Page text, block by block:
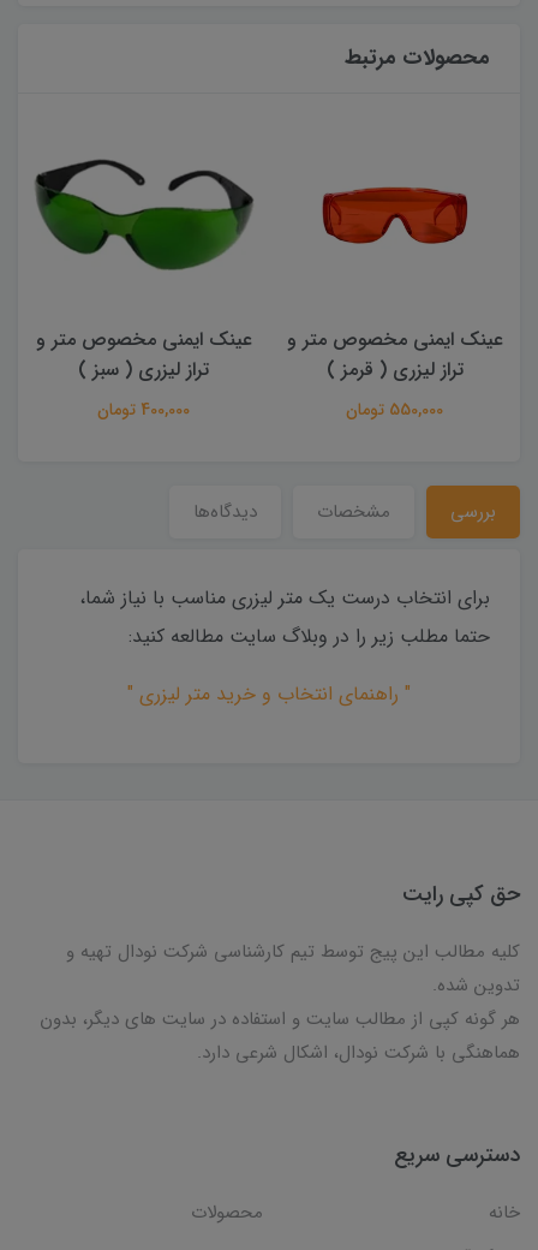
محصولات مرتبط
عینک ایمنی مخصوص متر و
تراز لیزری ( قرمز )
550,000 تومان
عینک ایمنی مخصوص متر و
تراز لیزری ( سبز )
400,000 تومان
بررسی مشخصات دیدگاه‌ها
برای انتخاب درست یک متر لیزری مناسب با نیاز شما،
حتما مطلب زیر را در وبلاگ سایت مطالعه کنید:
" راهنمای انتخاب و خرید متر لیزری "
حق کپی رایت
کلیه مطالب این پیج توسط تیم کارشناسی شرکت نودال تهیه و
تدوین شده.
هر گونه کپی از مطالب سایت و استفاده در سایت های دیگر، بدون
هماهنگی با شرکت نودال، اشکال شرعی دارد.
دسترسی سریع
خانه
محصولات